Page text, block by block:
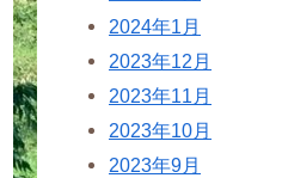
2024年1月
2023年12月
2023年11月
2023年10月
2023年9月